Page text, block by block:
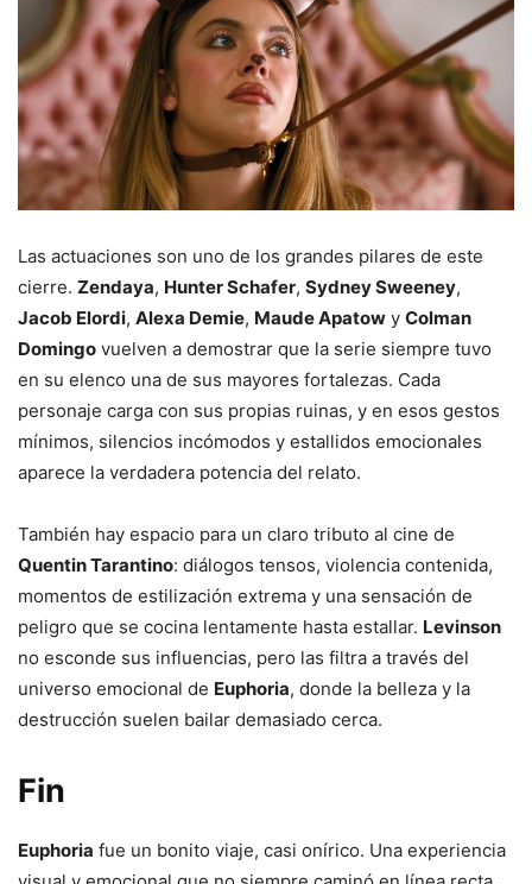
Las actuaciones son uno de los grandes pilares de este
cierre. Zendaya, Hunter Schafer, Sydney Sweeney,
Jacob Elordi, Alexa Demie, Maude Apatow y Colman
Domingo vuelven a demostrar que la serie siempre tuvo
en su elenco una de sus mayores fortalezas. Cada
personaje carga con sus propias ruinas, y en esos gestos
mínimos, silencios incómodos y estallidos emocionales
aparece la verdadera potencia del relato.
También hay espacio para un claro tributo al cine de
Quentin Tarantino: diálogos tensos, violencia contenida,
momentos de estilización extrema y una sensación de
peligro que se cocina lentamente hasta estallar. Levinson
no esconde sus influencias, pero las filtra a través del
universo emocional de Euphoria, donde la belleza y la
destrucción suelen bailar demasiado cerca.
Fin
Euphoria fue un bonito viaje, casi onírico. Una experiencia